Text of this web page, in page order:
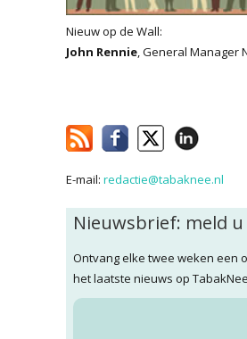
Nieuw op de Wall:
John Rennie, General Manager
E-mail: redactie@tabaknee.nl
Nieuwsbrief: meld u
Ontvang elke twee weken een
het laatste nieuws op